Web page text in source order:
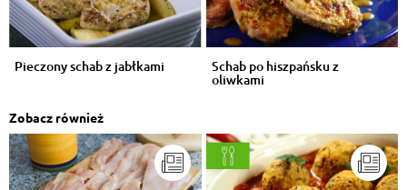
Pieczony schab z jabłkami Schab po hiszpańsku z
oliwkami
Zobacz również